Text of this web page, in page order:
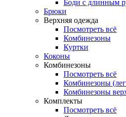
Боди с длинным
Брюки
Верхняя одежда
Посмотреть всё
Комбинезоны
Куртки
Коконы
Комбинезоны
Посмотреть всё
Комбинезоны
Комбинезоны
Комплекты
Посмотреть всё